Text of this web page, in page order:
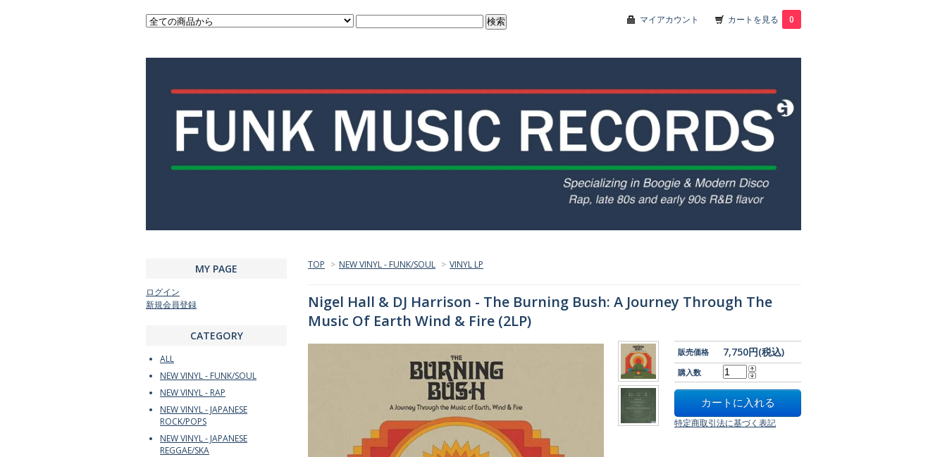
マイアカウント カートを見る 0
TOP > NEW VINYL - FUNK/SOUL > VINYL LP
Nigel Hall & DJ Harrison - The Burning Bush: A Journey Through The
Music Of Earth Wind & Fire (2LP)
販売価格 7,750円(税込)
購入数
特定商取引法に基づく表記
MY PAGE
ログイン
新規会員登録
CATEGORY
ALL
NEW VINYL - FUNK/SOUL
NEW VINYL - RAP
NEW VINYL - JAPANESE
ROCK/POPS
NEW VINYL - JAPANESE
REGGAE/SKA